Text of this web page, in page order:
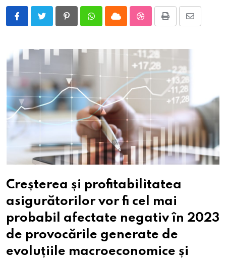
PinterestWhatsappCloud StumbleUpon
Print
Share
Email
Creșterea și profitabilitatea
asigurătorilor vor fi cel mai
probabil afectate negativ în 2023
de provocările generate de
evoluțiile macroeconomice și